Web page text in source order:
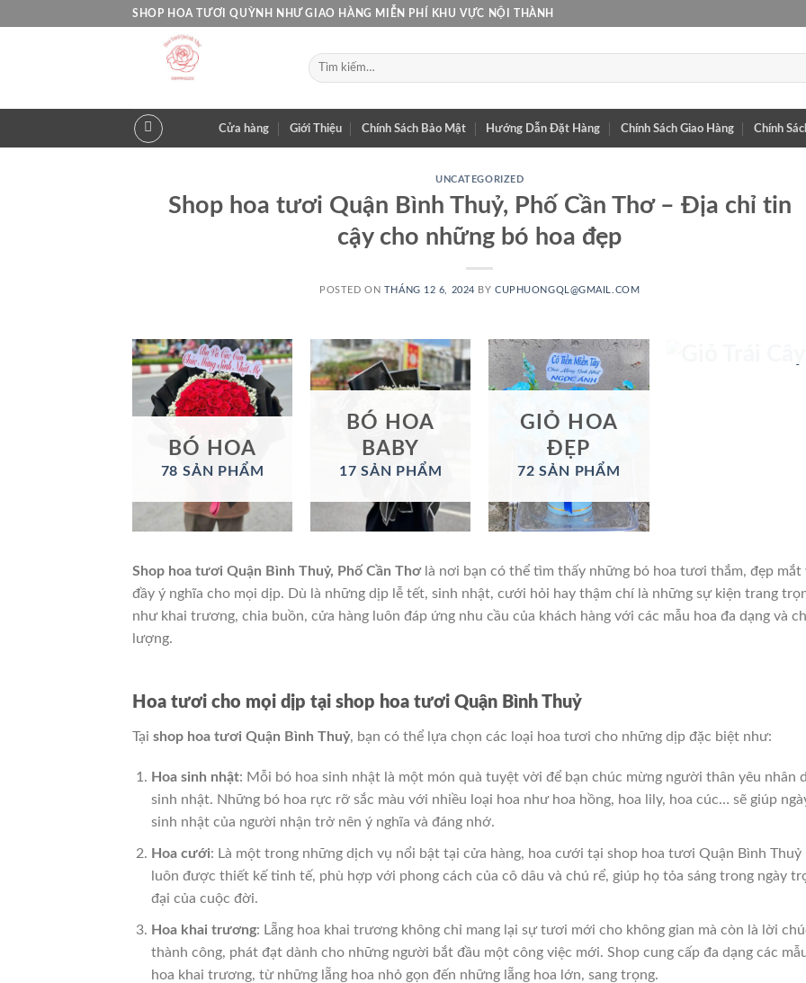
SHOP HOA TƯƠI QUỲNH NHƯ GIAO HÀNG MIỄN PHÍ KHU VỰC NỘI THÀNH
Tìm
kiếm:
Cửa hàng Giới Thiệu Chính Sách Bảo Mật Hướng Dẫn Đặt Hàng Chính Sách Giao Hàng Chính
UNCATEGORIZED
Shop hoa tươi Quận Bình Thuỷ, Phố Cần Thơ – Địa chỉ tin
cậy cho những bó hoa đẹp
POSTED ON THÁNG 12 6, 2024 BYCUPHUONGQL@GMAIL.COM
BÓ HOA
78 SẢN PHẨM
BÓ HOA
BABY
17 SẢN PHẨM
GIỎ HOA
ĐẸP
72 SẢN PHẨM
Shop hoa tươi Quận Bình Thuỷ, Phố Cần Thơlà nơi bạn có thể tìm thấy những bó hoa tươi thắm, đẹp mắt
đầy ý nghĩa cho mọi dịp. Dù là những dịp lễ tết, sinh nhật, cưới hỏi hay thậm chí là những sự kiện trang
như khai trương, chia buồn, cửa hàng luôn đáp ứng nhu cầu của khách hàng với các mẫu hoa đa dạng và
lượng.
Hoa tươi cho mọi dịp tại shop hoa tươi Quận Bình Thuỷ
Tại shop hoa tươi Quận Bình Thuỷ, bạn có thể lựa chọn các loại hoa tươi cho những dịp đặc biệt như:
Hoa sinh nhật: Mỗi bó hoa sinh nhật là một món quà tuyệt vời để bạn chúc mừng người thân yêu nhân
sinh nhật. Những bó hoa rực rỡ sắc màu với nhiều loại hoa như hoa hồng, hoa lily, hoa cúc… sẽ giúp
sinh nhật của người nhận trở nên ý nghĩa và đáng nhớ.
Hoa cưới: Là một trong những dịch vụ nổi bật tại cửa hàng, hoa cưới tại shop hoa tươi Quận Bình Thuỷ
luôn được thiết kế tinh tế, phù hợp với phong cách của cô dâu và chú rể, giúp họ tỏa sáng trong ngày
đại của cuộc đời.
Hoa khai trương: Lẵng hoa khai trương không chỉ mang lại sự tươi mới cho không gian mà còn là lời
thành công, phát đạt dành cho những người bắt đầu một công việc mới. Shop cung cấp đa dạng các
hoa khai trương, từ những lẵng hoa nhỏ gọn đến những lẵng hoa lớn, sang trọng.